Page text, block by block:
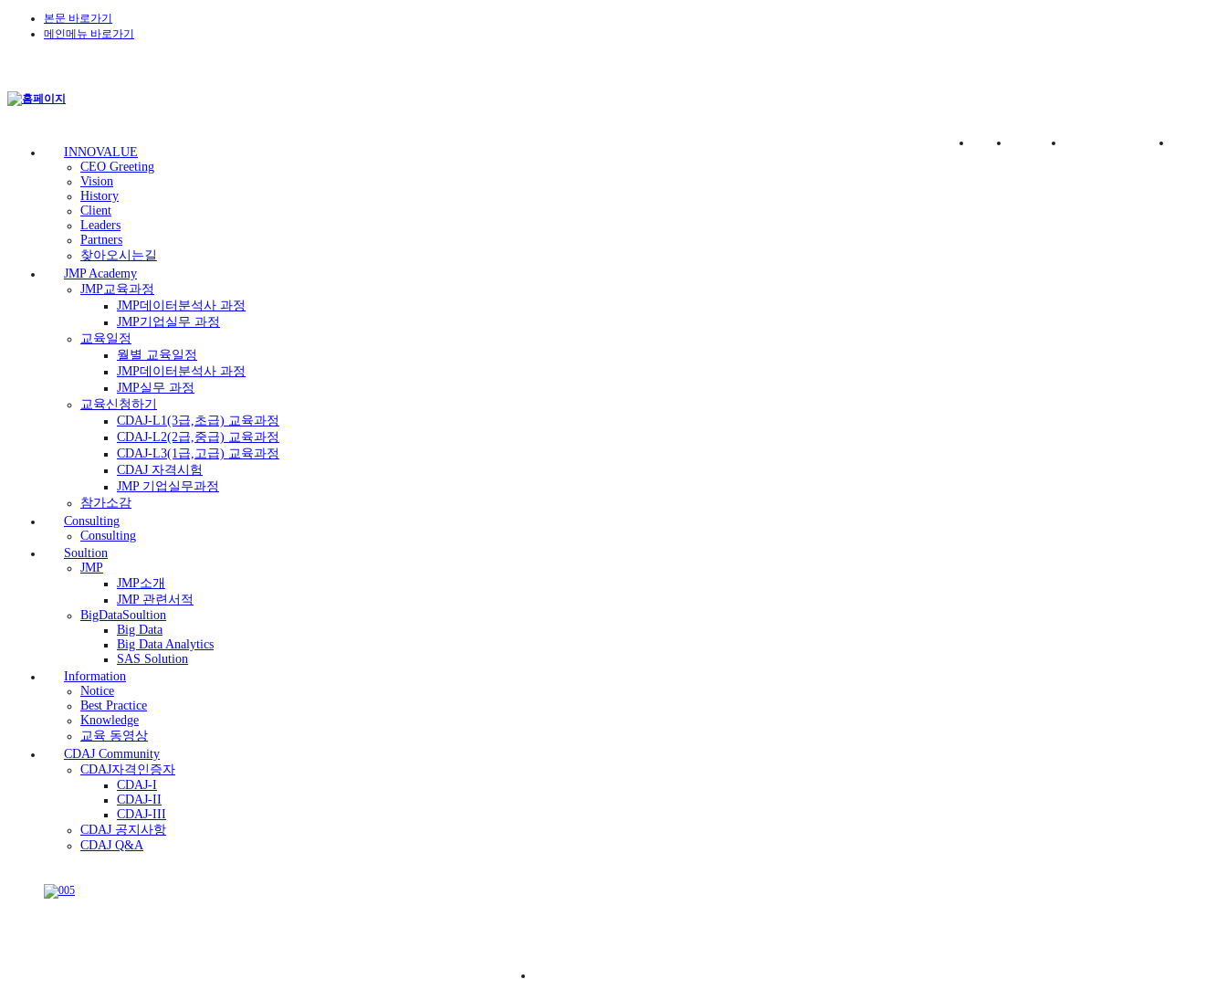
본문 바로가기
메인메뉴 바로가기
로그인 회원가입 아이디/비밀번호찾기
INNOVALUE
CEO Greeting
Vision
History
Client
Leaders
Partners
찾아오시는길
JMP Academy
JMP교육과정
JMP데이터분석사 과정
JMP기업실무 과정
교육일정
월별 교육일정
JMP데이터분석사 과정
JMP실무 과정
교육신청하기
CDAJ-L1(3급,초급) 교육과정
CDAJ-L2(2급,중급) 교육과정
CDAJ-L3(1급,고급) 교육과정
CDAJ 자격시험
JMP 기업실무과정
참가소감
Consulting
Consulting
Soultion
JMP
JMP소개
JMP 관련서적
BigDataSoultion
Big Data
Big Data Analytics
SAS Solution
Information
Notice
Best Practice
Knowledge
교육 동영상
CDAJ Community
CDAJ자격인증자
CDAJ-I
CDAJ-II
CDAJ-III
CDAJ 공지사항
CDAJ Q&A